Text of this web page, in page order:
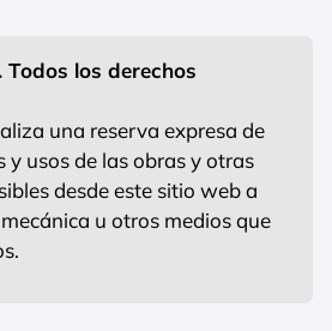
los derechos
una reserva expresa de
y usos de las obras y otras
desde este sitio web a
u otros medios que